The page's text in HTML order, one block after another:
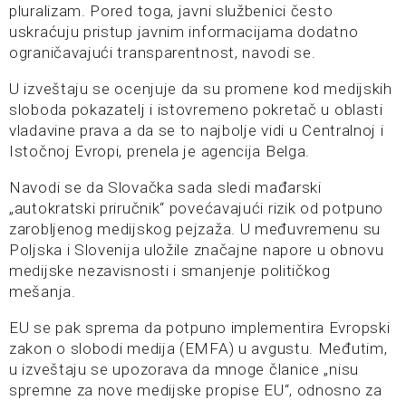
pluralizam. Pored toga, javni službenici često
uskraćuju pristup javnim informacijama dodatno
ograničavajući transparentnost, navodi se.
U izveštaju se ocenjuje da su promene kod medijskih
sloboda pokazatelj i istovremeno pokretač u oblasti
vladavine prava a da se to najbolje vidi u Centralnoj i
Istočnoj Evropi, prenela je agencija Belga.
Navodi se da Slovačka sada sledi mađarski
„autokratski priručnik“ povećavajući rizik od potpuno
zarobljenog medijskog pejzaža. U međuvremenu su
Poljska i Slovenija uložile značajne napore u obnovu
medijske nezavisnosti i smanjenje političkog
mešanja.
EU se pak sprema da potpuno implementira Evropski
zakon o slobodi medija (EMFA) u avgustu. Međutim,
u izveštaju se upozorava da mnoge članice „nisu
spremne za nove medijske propise EU“, odnosno za